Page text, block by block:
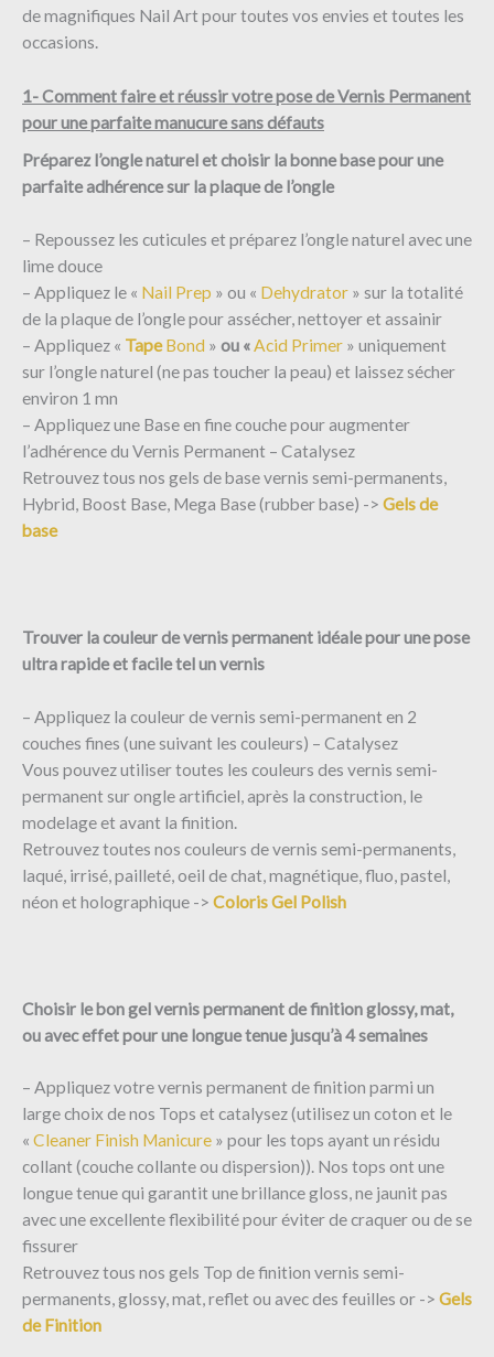
de magnifiques Nail Art pour toutes vos envies et toutes les
occasions.
1- Comment faire et réussir votre pose de Vernis Permanent
pour une parfaite manucure sans défauts
Préparez l’ongle naturel et choisir la bonne base pour une
parfaite adhérence sur la plaque de l’ongle
– Repoussez les cuticules et préparez l’ongle naturel avec une
lime douce
– Appliquez le « Nail Prep » ou « Dehydrator » sur la totalité
de la plaque de l’ongle pour assécher, nettoyer et assainir
– Appliquez « Tape Bond » ou «Acid Primer » uniquement
sur l’ongle naturel (ne pas toucher la peau) et laissez sécher
environ 1 mn
– Appliquez une Base en fine couche pour augmenter
l’adhérence du Vernis Permanent – Catalysez
Retrouvez tous nos gels de base vernis semi-permanents,
Hybrid, Boost Base, Mega Base (rubber base) -> Gels de
base
Trouver la couleur de vernis permanent idéale pour une pose
ultra rapide et facile tel un vernis
– Appliquez la couleur de vernis semi-permanent en 2
couches fines (une suivant les couleurs) – Catalysez
Vous pouvez utiliser toutes les couleurs des vernis semi-
permanent sur ongle artificiel, après la construction, le
modelage et avant la finition.
Retrouvez toutes nos couleurs de vernis semi-permanents,
laqué, irrisé, pailleté, oeil de chat, magnétique, fluo, pastel,
néon et holographique -> Coloris Gel Polish
Choisir le bon gel vernis permanent de finition glossy, mat,
ou avec effet pour une longue tenue jusqu’à 4 semaines
– Appliquez votre vernis permanent de finition parmi un
large choix de nos Tops et catalysez (utilisez un coton et le
« Cleaner Finish Manicure » pour les tops ayant un résidu
collant (couche collante ou dispersion)). Nos tops ont une
longue tenue qui garantit une brillance gloss, ne jaunit pas
avec une excellente flexibilité pour éviter de craquer ou de se
fissurer
Retrouvez tous nos gels Top de finition vernis semi-
permanents, glossy, mat, reflet ou avec des feuilles or -> Gels
de Finition